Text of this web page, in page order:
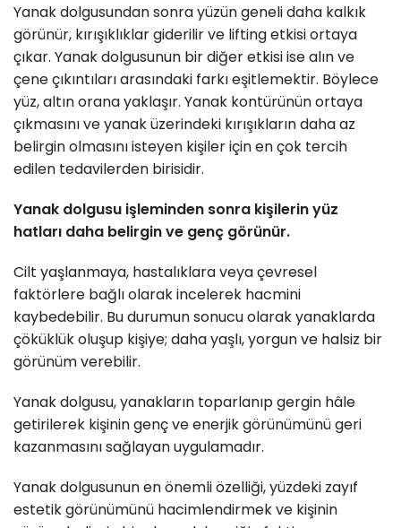
Yanak dolgusundan sonra yüzün geneli daha kalkık
görünür, kırışıklıklar giderilir ve lifting etkisi ortaya
çıkar. Yanak dolgusunun bir diğer etkisi ise alın ve
çene çıkıntıları arasındaki farkı eşitlemektir. Böylece
yüz, altın orana yaklaşır. Yanak kontürünün ortaya
çıkmasını ve yanak üzerindeki kırışıkların daha az
belirgin olmasını isteyen kişiler için en çok tercih
edilen tedavilerden birisidir.
Yanak dolgusu işleminden sonra kişilerin yüz
hatları daha belirgin ve genç görünür.
Cilt yaşlanmaya, hastalıklara veya çevresel
faktörlere bağlı olarak incelerek hacmini
kaybedebilir. Bu durumun sonucu olarak yanaklarda
çöküklük oluşup kişiye; daha yaşlı, yorgun ve halsiz bir
görünüm verebilir.
Yanak dolgusu, yanakların toparlanıp gergin hâle
getirilerek kişinin genç ve enerjik görünümünü geri
kazanmasını sağlayan uygulamadır.
Yanak dolgusunun en önemli özelliği, yüzdeki zayıf
estetik görünümünü hacimlendirmek ve kişinin